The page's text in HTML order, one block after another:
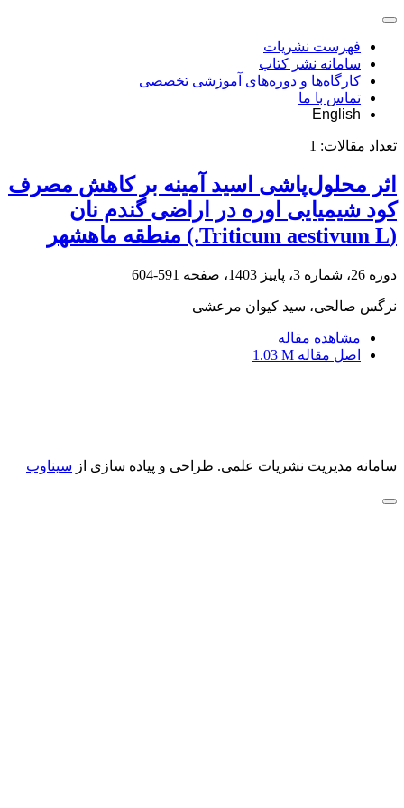
فهرست نشریات
سامانه نشر کتاب
کارگاه‌ها و دوره‌های آموزشی تخصصی
تماس با ما
English
تعداد مقالات: 1
اثر محلول‌پاشی اسید آمینه بر کاهش مصرف
کود شیمیایی اوره در اراضی گندم نان
(Triticum aestivum L.) منطقه ماهشهر
دوره 26، شماره 3، پاییز 1403، صفحه 591-604
نرگس صالحی، سید کیوان مرعشی
مشاهده مقاله
اصل مقاله 1.03 M
سامانه مدیریت نشریات علمی. طراحی و پیاده سازی از سیناوب